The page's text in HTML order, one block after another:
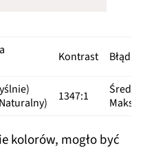
Kontrast Błąd ΔE
1347:1
Średni:
kolorów, mogło być